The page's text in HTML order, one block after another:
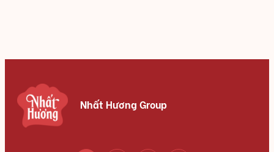
Nhất Hương Group